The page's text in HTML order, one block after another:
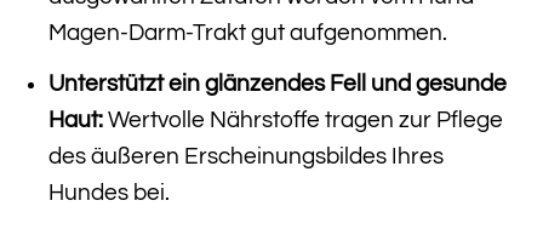
Magen-Darm-Trakt gut aufgenommen.
Unterstützt ein glänzendes Fell und gesunde
Haut:Wertvolle Nährstoffe tragen zur Pflege
des äußeren Erscheinungsbildes Ihres
Hundes bei.